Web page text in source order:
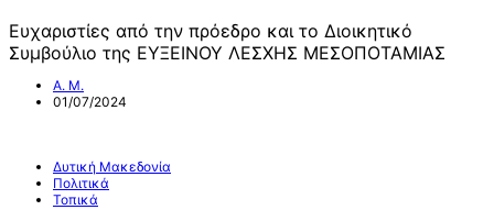
Ευχαριστίες από την πρόεδρο και το Διοικητικό
Συμβούλιο της ΕΥΞΕΙΝΟΥ ΛΕΣΧΗΣ ΜΕΣΟΠΟΤΑΜΙΑΣ
Α. Μ.
01/07/2024
Δυτική Μακεδονία
Πολιτικά
Τοπικά